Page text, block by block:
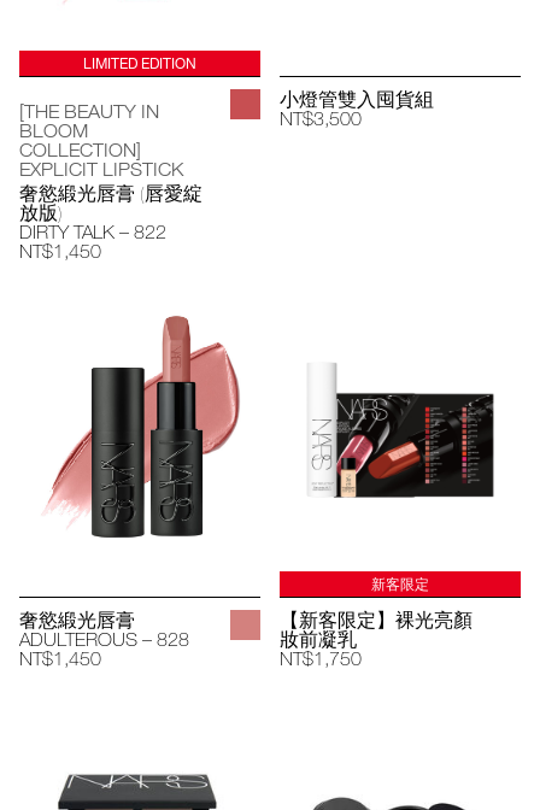
LIMITED EDITION
[THE BEAUTY IN
BLOOM
COLLECTION]
EXPLICIT LIPSTICK
奢慾緞光唇膏 (唇愛綻
放版)
DIRTY TALK – 822
NT$1,450
小燈管雙入囤貨組
NT$3,500
奢慾緞光唇膏
ADULTEROUS – 828
NT$1,450
新客限定
【新客限定】裸光亮顏
妝前凝乳
NT$1,750